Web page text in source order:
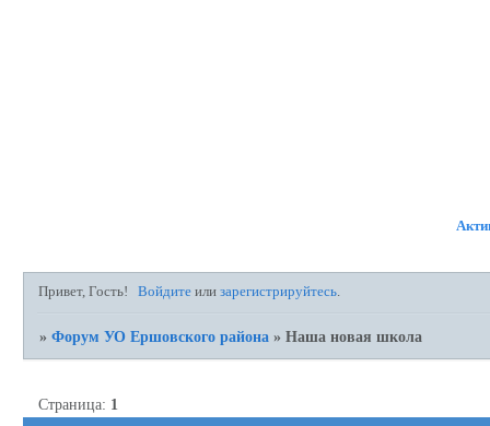
Привет, Гость! Войдите илизарегистрируйтесь.
»Форум УО Ершовского района »Наша новая школа
Страница: 1